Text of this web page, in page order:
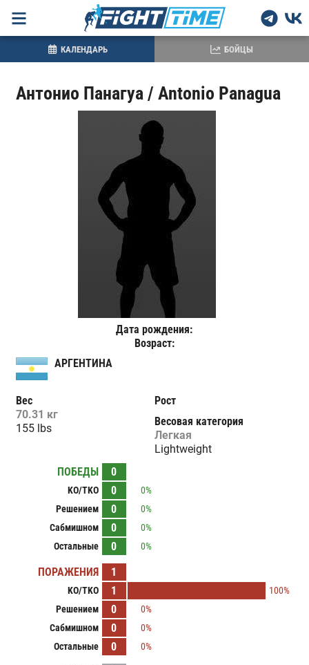
Антонио Панагуа / Antonio Panagua
Дата рождения:
Возраст:
АРГЕНТИНА
Вес
70.31 кг
155 lbs
Рост
Весовая категория
Легкая
Lightweight
ПОБЕДЫ
0
KO/TKO 0
0%
Решением
0
0%
Сабмишном
0
0%
Остальные
0 0%
ПОРАЖЕНИЯ 1
KO/TKO 1
100%
Решением
0
0%
Сабмишном
0
0%
Остальные
0 0%
КАЛЕНДАРЬ БОЙЦЫ